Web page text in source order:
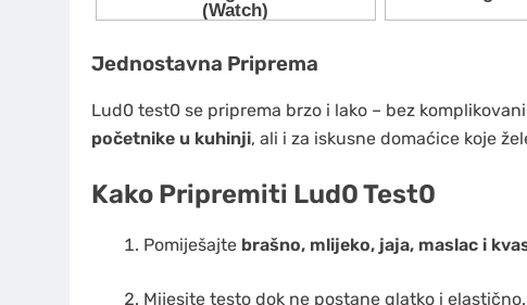
Jednostavna Priprema
Lud0 test0 se priprema brzo i lako – bez
početnike u kuhinji, ali i za iskusne domaćice koje
Kako Pripremiti Lud0 Test0
Pomiješajte brašno, mlijeko, jaja, maslac i
Mijesite testo dok ne postane glatko i elastično.